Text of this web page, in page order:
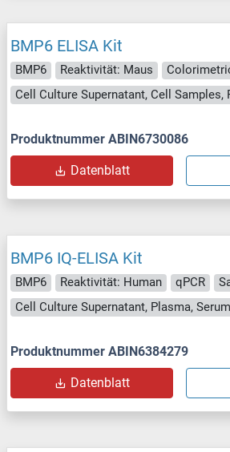
BMP6 ELISA Kit
BMP6 Reaktivität: Maus
Produktnummer ABIN6730086
Datenblatt
BMP6 IQ-ELISA Kit
BMP6 Reaktivität: Human qPCR
Cell Culture Supernatant, Plasma, Serum
Produktnummer ABIN6384279
Datenblatt